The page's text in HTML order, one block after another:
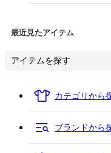
最近見たアイテム
アイテムを探す
カテゴリから
ブランドから